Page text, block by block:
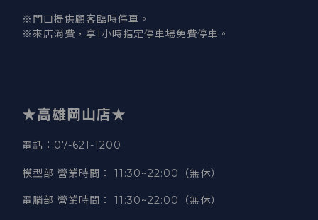
※門口提供顧客臨時停車。
※來店消費，享1小時指定停車場免費停車。
★高雄岡山店★
電話：07-621-1200
模型部 營業時間 ： 11:30~22:00（無休）
電腦部 營業時間 ： 11:30~22:00（無休）